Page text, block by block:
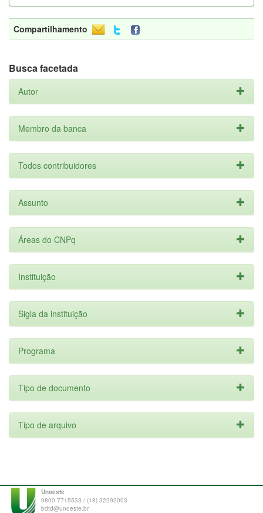
Compartilhamento
Busca facetada
Autor
Membro da banca
Todos contribuidores
Assunto
Áreas do CNPq
Instituição
Sigla da instituição
Programa
Tipo de documento
Tipo de arquivo
Unoeste
0800 7715533 / (18) 32292003
bdtd@unoeste.br